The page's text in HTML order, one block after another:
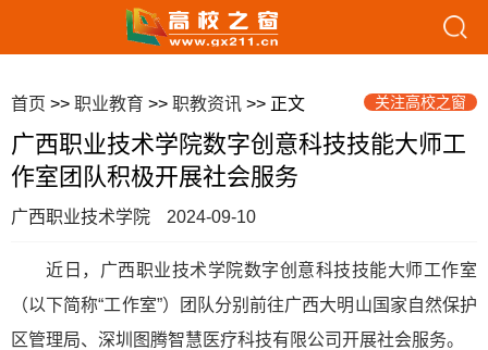
首页 >> 职业教育 >> 职教资讯 >> 正文 关注高校之窗
广西职业技术学院数字创意科技技能大师工
作室团队积极开展社会服务
广西职业技术学院 2024-09-10
近日，广西职业技术学院数字创意科技技能大师工作室
（以下简称“工作室”）团队分别前往广西大明山国家自然保护
区管理局、深圳图腾智慧医疗科技有限公司开展社会服务。